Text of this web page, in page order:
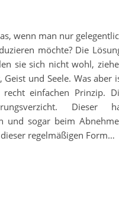
einschränken mit
wenn man nur
möchte? Die
sie sich nicht wohl,
und Seele. Was aber
einfachen Prinzip.
Dieser
und sogar beim
regelmäßigen Form…